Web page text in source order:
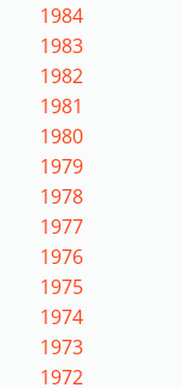
1984
1983
1982
1981
1980
1979
1978
1977
1976
1975
1974
1973
1972